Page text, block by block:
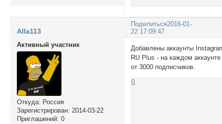
Поделиться2016-01-
22 17:09:47
Alla113
Активный участник
Откуда: Россия
Зарегистрирован: 2014-03-22
Приглашений: 0
Добавлены аккаунты
RU Plus - на каждом аккаунте
от 3000 подписчиков.
0